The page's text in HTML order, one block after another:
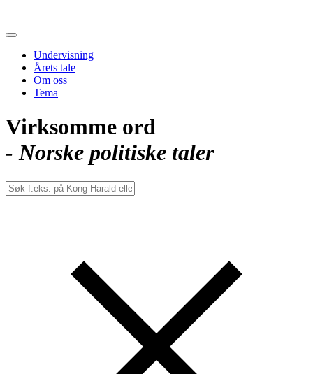
Undervisning
Årets tale
Om oss
Tema
Virksomme ord
- Norske politiske taler